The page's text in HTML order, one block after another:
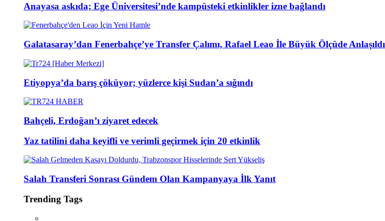
Anayasa askıda; Ege Üniversitesi’nde kampüsteki etkinlikler izne bağlandı
Galatasaray’dan Fenerbahçe’ye Transfer Çalımı, Rafael Leao İle Büyük Ölçüde Anlaşıldı
Etiyopya’da barış çöküyor; yüzlerce kişi Sudan’a sığındı
Bahçeli, Erdoğan’ı ziyaret edecek
Yaz tatilini daha keyifli ve verimli geçirmek için 20 etkinlik
Salah Transferi Sonrası Gündem Olan Kampanyaya İlk Yanıt
Trending Tags